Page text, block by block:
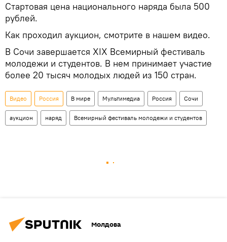
Стартовая цена национального наряда была 500
рублей.
Как проходил аукцион, смотрите в нашем видео.
В Сочи завершается XIX Всемирный фестиваль
молодежи и студентов. В нем принимает участие
более 20 тысяч молодых людей из 150 стран.
Видео Россия В мире Мультимедиа Россия Сочи
аукцион наряд Всемирный фестиваль молодежи и студентов
Молдова